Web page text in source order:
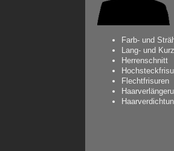
Farb- und
Lang- und
Herrenschnitt
Flechtfrisuren